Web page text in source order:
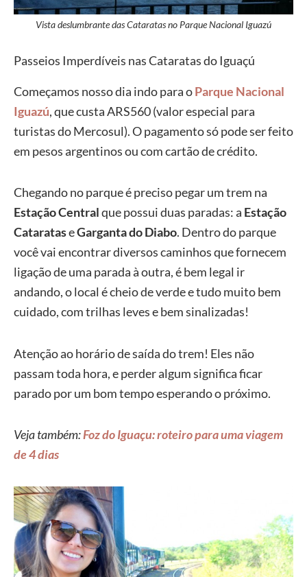
Vista deslumbrante das Cataratas no Parque Nacional Iguazú
Passeios Imperdíveis nas Cataratas do Iguaçú
Começamos nosso dia indo para oParque Nacional
Iguazú, que custa ARS560 (valor especial para
turistas do Mercosul). O pagamento só pode ser feito
em pesos argentinos ou com cartão de crédito.
Chegando no parque é preciso pegar um trem na
Estação Centralque possui duas paradas: a Estação
CatarataseGarganta do Diabo. Dentro do parque
você vai encontrar diversos caminhos que fornecem
ligação de uma parada à outra, é bem legal ir
andando, o local é cheio de verde e tudo muito bem
cuidado, com trilhas leves e bem sinalizadas!
Atenção ao horário de saída do trem! Eles não
passam toda hora, e perder algum significa ficar
parado por um bom tempo esperando o próximo.
Veja também:Foz do Iguaçu: roteiro para uma viagem
de 4 dias